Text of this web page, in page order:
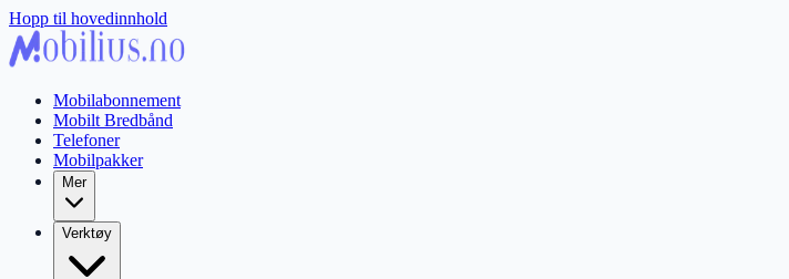
Hopp til hovedinnhold
Mobilabonnement
Mobilt Bredbånd
Telefoner
Mobilpakker
Mer
Verktøy